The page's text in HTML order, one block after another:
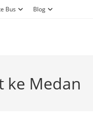
Bus Blog
ke Medan